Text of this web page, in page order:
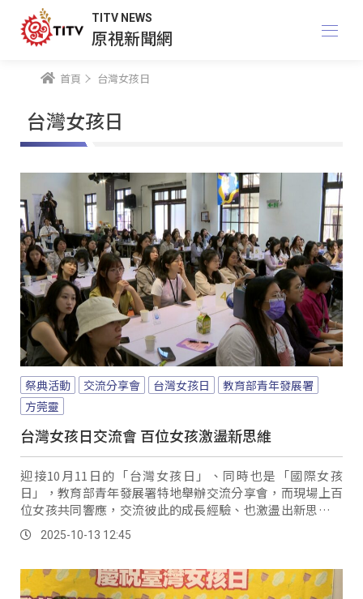
TITV NEWS
原視新聞網
首頁 台灣女孩日
台灣女孩日
祭典活動 交流分享會 台灣女孩日
教育部青年發展署
方莞靈
台灣女孩日交流會 百位女孩激盪新思維
迎接10月11日的「台灣女孩日」、同時也是「國際女孩
日」，教育部青年發展署特地舉辦交流分享會，而現場上百
位女孩共同響應，交流彼此的成長經驗、也激盪出新思維；
青年發展署也鼓勵所有女孩重新認識自我、探索未來方向，
最重要的就是勇於踏出第一步。
2025-10-13 12:45